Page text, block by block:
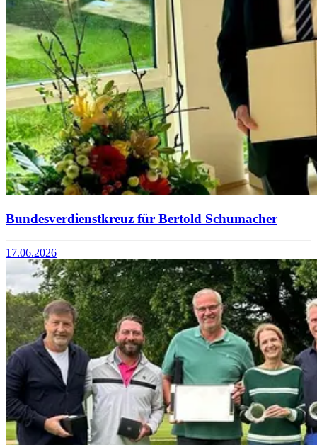
Bundesverdienstkreuz für Bertold Schumacher
17.06.2026